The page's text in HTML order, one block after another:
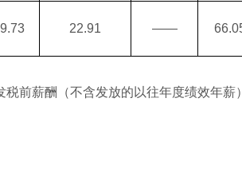
22.91 ——
前薪酬（不含发放的以往年度绩效年薪